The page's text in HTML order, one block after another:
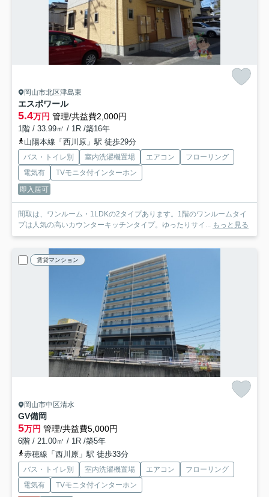
岡山市北区津島東
エスポワール
5.4万円 管理/共益費2,000円
1階 / 33.99㎡ / 1R /築16年
山陽本線「西川原」駅 徒歩29分
バス・トイレ別 室内洗濯機置場 エアコン
フローリング
電気有
TVモニタ付インターホン
即入居可
間取は、ワンルーム・1LDKの2タイプあります。1階のワンルームタイ
プは人気の高いカウンターキッチンタイプ。ゆったりサイ... もっと見る
賃貸マンション
岡山市中区清水
GV備岡
5万円 管理/共益費5,000円
6階 / 21.00㎡ / 1R /築5年
赤穂線「西川原」駅 徒歩33分
バス・トイレ別 室内洗濯機置場 エアコン
フローリング
電気有
TVモニタ付インターホン